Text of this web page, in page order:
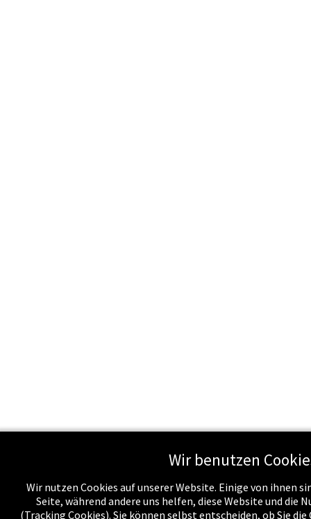
Wir benutzen
Wir nutzen Cookies auf unserer Website. Einige von ihnen
Seite, während andere uns helfen, diese Website und die
(Tracking Cookies). Sie können selbst entscheiden, ob Sie